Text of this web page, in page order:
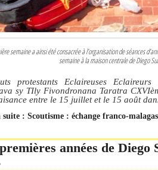
PDF
semaine a ainsi été consacrée à l’organisation de séances
semaine à la maison centrale de Diego
protestants Eclaireuses
sy TIly Fivondronana Taratra
entre le 15 juillet et le 15 août
: Scoutisme : échange franco-
années de Diego